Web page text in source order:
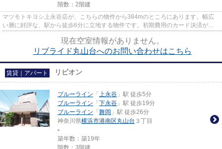
階数：2階建
マツモトキヨシ上永谷店が、こちらの物件から384mのところにあります。幅広
い層に好評な、駅から徒歩6分に立地する物件です。初期費用のカード決済がで
現在空室情報がありません。
リブライド丸山台へのお問い合わせはこちら
賃貸｜アパート リビオン
ブルーライン 「 上永谷 」駅 徒歩5分
ブルーライン 「 下永谷 」駅 徒歩19分
ブルーライン 「 舞岡 」駅 徒歩26分
神奈川県横浜市港南区丸山台 ３丁目
-
築年数：築19年
階数：3階建